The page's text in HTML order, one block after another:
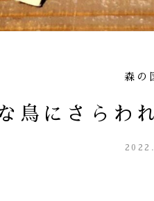
森の
鳥にさらわ